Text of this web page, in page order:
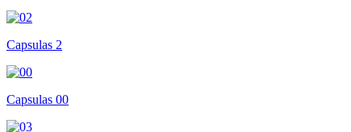
Capsulas 2
Capsulas 00